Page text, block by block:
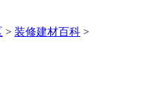
> 装修建材百科 >